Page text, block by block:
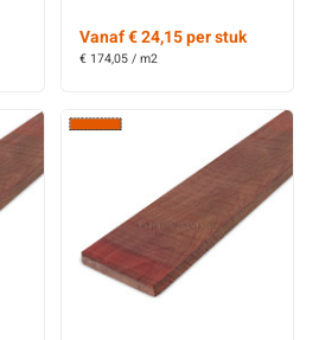
Vanaf € 24,15 per stuk
€ 174,05 / m2